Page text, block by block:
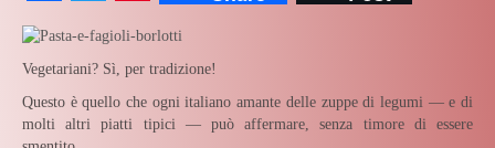
Vegetariani? Sì, per tradizione!
Questo è quello che ogni italiano amante delle zuppe di legumi — e di
molti altri piatti tipici — può affermare, senza timore di essere